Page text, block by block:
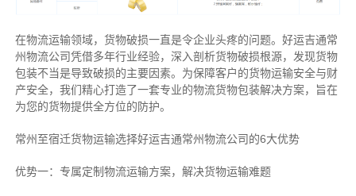
在物流运输领域，货物破损一直是令企业头疼的问题。好运吉通常
州物流公司凭借多年行业经验，深入剖析货物破损根源，发现货物
包装不当是导致破损的主要因素。为保障客户的货物运输安全与财
产安全，我们精心打造了一套专业的物流货物包装解决方案，旨在
为您的货物提供全方位的防护。
常州至宿迁货物运输选择好运吉通常州物流公司的6大优势
优势一：专属定制物流运输方案，解决货物运输难题